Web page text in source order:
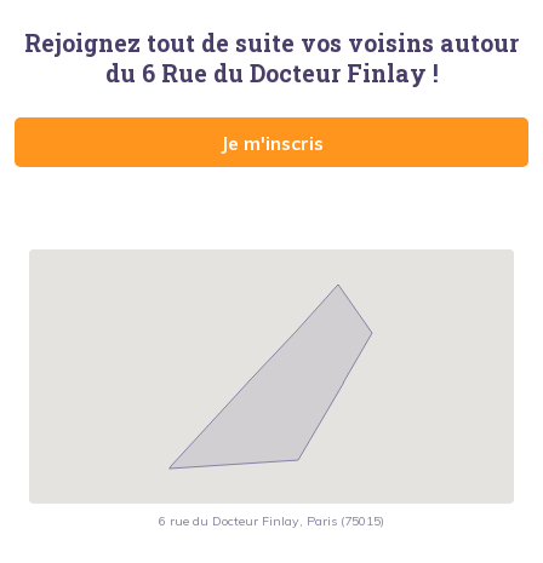
Rejoignez tout de suite vos voisins autour
du 6 Rue du Docteur Finlay !
Je m'inscris
6 rue du Docteur Finlay, Paris (75015)